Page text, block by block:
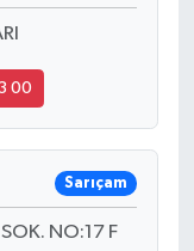
00
Sarıçam
NO:17 F